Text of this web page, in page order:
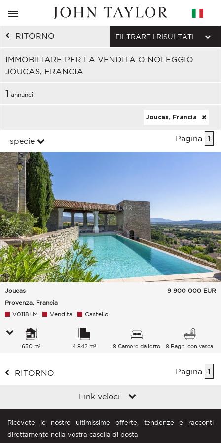
RITORNO
IMMOBILIARE PER LA VENDITA O NOLEGGIO
JOUCAS, FRANCIA
FILTRARE I RISULTATI
1 annunci
Joucas, Francia
specie Pagina 1
Joucas
Provenza, Francia
9 900 000 EUR
V0118LM Vendita Castello
650 m² 4 842 m² 8 Camere da letto 8 Bagni con vasca
RITORNO Pagina 1
Link veloci
Ricevete le nostre ultimissime offerte, tendenze e racconti
direttamente nella vostra casella di posta